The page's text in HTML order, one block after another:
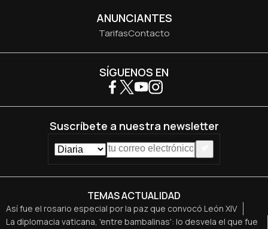
ANUNCIANTES
TarifasContacto
TEMAS ACTUALIDAD
Así fue el rosario especial por la paz que convocó León XIV
La diplomacia vaticana, 'entre bambalinas': lo desvela el que fue
SÍGUENOS EN
Suscríbete a nuestra newsletter